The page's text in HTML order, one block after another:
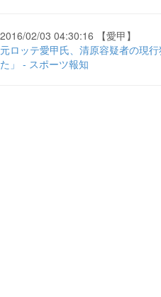
2016/02/03 04:30:16 【愛甲】
元ロッテ愛甲氏、清原容疑者の現
た」 - スポーツ報知